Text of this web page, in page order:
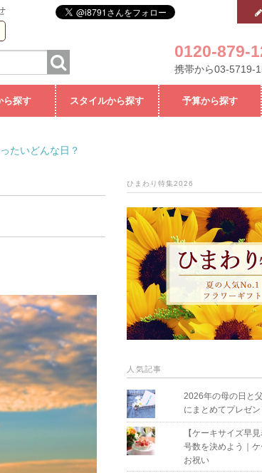
0120-879-
携帯から03-5719-
ら探す スタイルから探す 予算から探す
たいどんな日？
ひまわり特集2026
人気記事
2026年の母の日と
にまとめてプレゼン
【ケーキサイズ早
号数を決めよう｜
お祝い